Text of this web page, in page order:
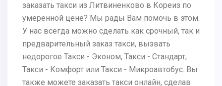
заказать такси из Литвиненково в Кореиз по
умеренной цене? Мы рады Вам помочь в этом.
У нас всегда можно сделать как срочный, так и
предварительный заказ такси, вызвать
недорогое Такси - Эконом, Такси - Стандарт,
Такси - Комфорт или Такси - Микроавтобус. Вы
также можете заказать такси онлайн, сделав